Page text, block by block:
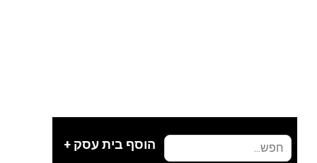
הוסף בית עסק +